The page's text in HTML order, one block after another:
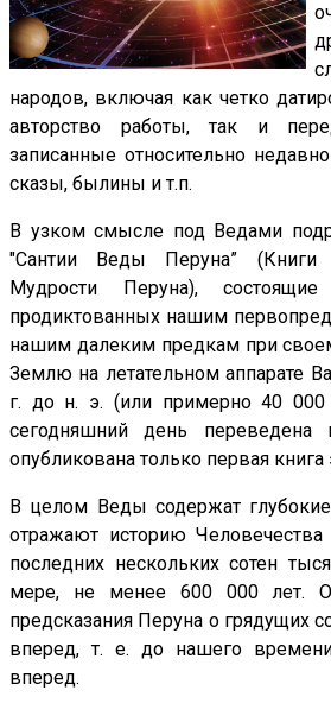
народов, включая как четко
авторство работы, так и
записанные относительно
сказы, былины и т.п.
В узком смысле под Ведами
"Сантии Веды Перуна”
Мудрости Перуна),
продиктованных нашим
нашим далеким предкам при
Землю на летательном аппарате
г. до н. э. (или примерно 40 000
сегодняшний день
опубликована только первая книга
В целом Веды содержат
отражают историю
последних нескольких сотен
мере, не менее 600 000 лет.
предсказания Перуна о грядущих
вперед, т. е. до нашего
вперед.